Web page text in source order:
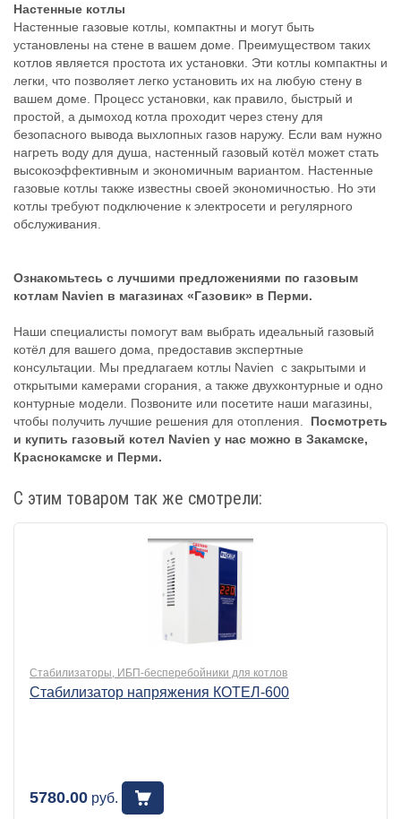
Настенные котлы
Настенные газовые котлы, компактны и могут быть
установлены на стене в вашем доме. Преимуществом таких
котлов является простота их установки. Эти котлы компактны и
легки, что позволяет легко установить их на любую стену в
вашем доме. Процесс установки, как правило, быстрый и
простой, а дымоход котла проходит через стену для
безопасного вывода выхлопных газов наружу. Если вам нужно
нагреть воду для душа, настенный газовый котёл может стать
высокоэффективным и экономичным вариантом. Настенные
газовые котлы также известны своей экономичностью. Но эти
котлы требуют подключение к электросети и регулярного
обслуживания.
Ознакомьтесь с лучшими предложениями по газовым
котлам Navien в магазинах «Газовик» в Перми.
Наши специалисты помогут вам выбрать идеальный газовый
котёл для вашего дома, предоставив экспертные
консультации. Мы предлагаем котлы Navien с закрытыми и
открытыми камерами сгорания, а также двухконтурные и одно
контурные модели. Позвоните или посетите наши магазины,
чтобы получить лучшие решения для отопления.
Посмотреть
и купить газовый котел Navien у нас можно в Закамске,
Краснокамске и Перми.
С этим товаром так же смотрели:
Стабилизаторы, ИБП-бесперебойники для котлов
Стабилизатор напряжения КОТЕЛ-600
5780.00 руб.